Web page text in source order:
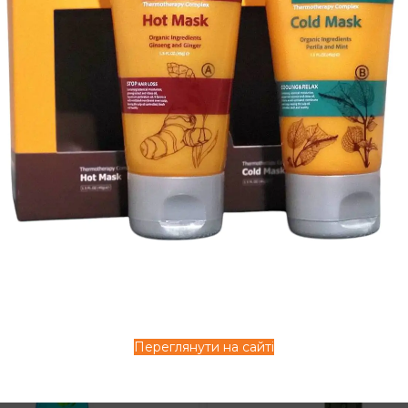
Переглянути на сайті
грн
Не в наявності
825 грн